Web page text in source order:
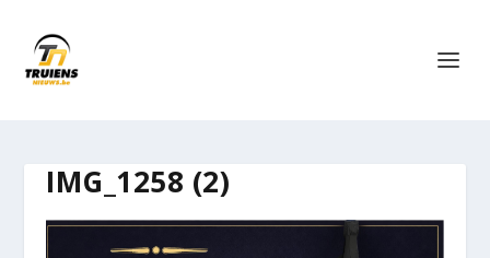
IMG_1258 (2)